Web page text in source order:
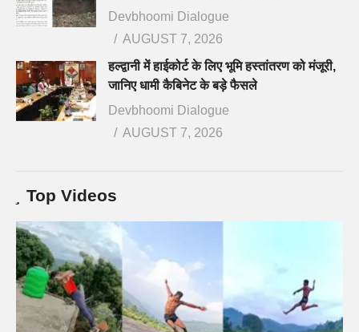
Devbhoomi Dialogue
AUGUST 7, 2026
हल्द्वानी में हाईकोर्ट के लिए भूमि हस्तांतरण को मंजूरी,
जानिए धामी कैबिनेट के बड़े फैसले
Devbhoomi Dialogue
AUGUST 7, 2026
Top Videos